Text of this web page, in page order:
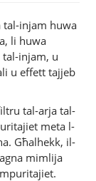
injam huwa
li huwa
injam, u
u effett tajjeb
tal-arja tal-
meta l-
Għalhekk, il-
mimlija